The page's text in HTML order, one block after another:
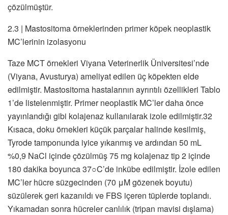
çözülmüştür.
2.3 | Mastositoma örneklerinden primer köpek neoplastik
MC’lerinin izolasyonu
Taze MCT örnekleri Viyana Veterinerlik Üniversitesi’nde
(Viyana, Avusturya) ameliyat edilen üç köpekten elde
edilmiştir. Mastositoma hastalarının ayrıntılı özellikleri Tablo
1’de listelenmiştir. Primer neoplastik MC’ler daha önce
yayınlandığı gibi kolajenaz kullanılarak izole edilmiştir.32
Kısaca, doku örnekleri küçük parçalar halinde kesilmiş,
Tyrode tamponunda iyice yıkanmış ve ardından 50 mL
%0,9 NaCl içinde çözülmüş 75 mg kolajenaz tip 2 içinde
180 dakika boyunca 37○C’de inkübe edilmiştir. İzole edilen
MC’ler hücre süzgecinden (70 μM gözenek boyutu)
süzülerek geri kazanıldı ve FBS içeren tüplerde toplandı.
Yıkamadan sonra hücreler canlılık (tripan mavisi dışlama)